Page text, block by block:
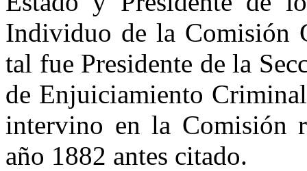
Individuo de la Comisión
tal fue Presidente de la
de Enjuiciamiento
intervino en la Comisión
año 1882 antes citado.